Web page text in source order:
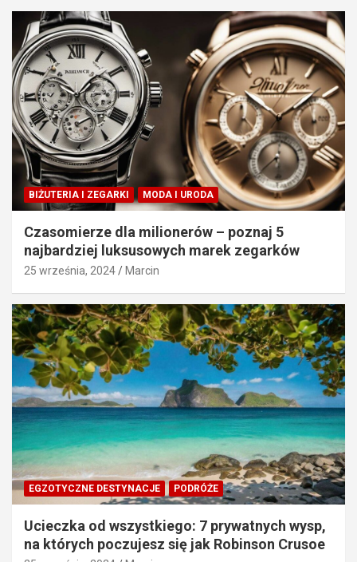
BIŻUTERIA I ZEGARKI MODA I URODA
Czasomierze dla milionerów – poznaj 5
najbardziej luksusowych marek zegarków
25 września, 2024 Marcin
EGZOTYCZNE DESTYNACJE PODRÓŻE
Ucieczka od wszystkiego: 7 prywatnych wysp,
na których poczujesz się jak Robinson Crusoe